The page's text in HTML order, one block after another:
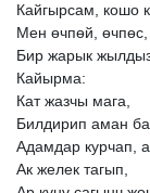
Кайгырсам,
кошо
Мен өчпөй, өчпөс,
Бир жарык
Кайырма:
Кат жазчы мага,
Билдирип аман
Адамдар курчап,
Ак желек тагып,